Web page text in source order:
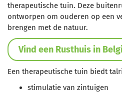
therapeutische tuin. Deze
ontworpen om ouderen op een
brengen met de natuur.
Vind een Rusthuis in
Een therapeutische tuin biedt
stimulatie van zintuigen